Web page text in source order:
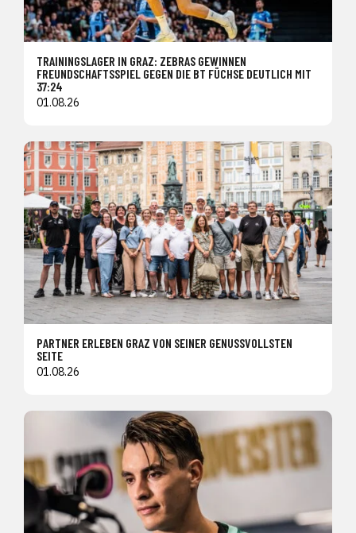
TRAININGSLAGER IN GRAZ: ZEBRAS GEWINNEN
FREUNDSCHAFTSSPIEL GEGEN DIE BT FÜCHSE DEUTLICH MIT
37:24
01.08.26
PARTNER ERLEBEN GRAZ VON SEINER GENUSSVOLLSTEN
SEITE
01.08.26